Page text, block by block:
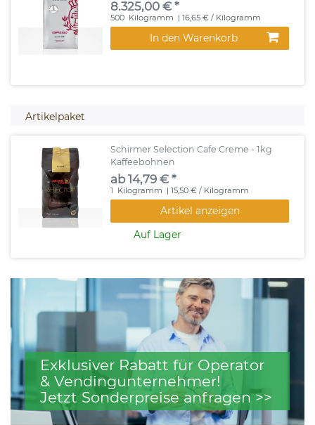
8.325,00 € *
500 Kilogramm | 16,65 € / Kilogramm
In den Warenkorb
Artikelpaket
Schirmer Selection Cafe Creme - 1kg
Kaffeebohnen
ab 14,79 € *
1 Kilogramm | 15,50 € / Kilogramm
Artikel anzeigen
Auf Lager
Exklusiver Rabatt für Operator
& Vendingunternehmer!
Jetzt Sonderpreise anfragen >>